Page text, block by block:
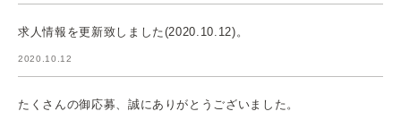
求人情報を更新致しました(2020.10.12)。
2020.10.12
たくさんの御応募、誠にありがとうございました。